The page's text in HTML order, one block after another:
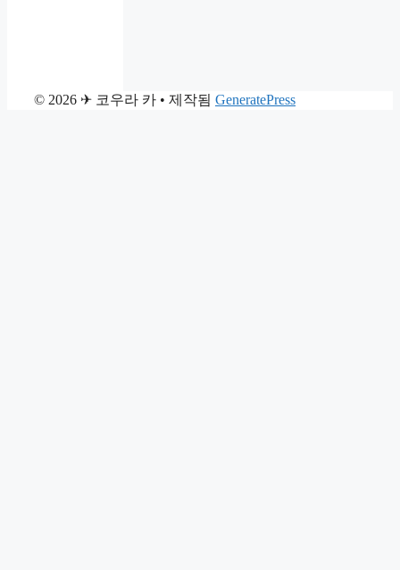
© 2026 ✈ 코우라 카 • 제작됨 GeneratePress